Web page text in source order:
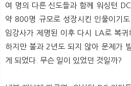
여 명의 다른 신도들과 함께 워싱턴
약 800명 규모로 성장시킨 인물이기
임강사가 제명된 이후 다시 LA로 복귀
하지만 불과 2년도 되지 않아 문제가
게 되었다. 무슨 일이 있었던 것일까?